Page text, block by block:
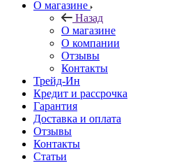
О магазине
Назад
О магазине
О компании
Отзывы
Контакты
Трейд-Ин
Кредит и рассрочка
Гарантия
Доставка и оплата
Отзывы
Контакты
Статьи